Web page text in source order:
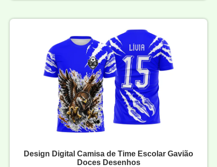
Design Digital Camisa de Time Escolar Gavião
Doces Desenhos